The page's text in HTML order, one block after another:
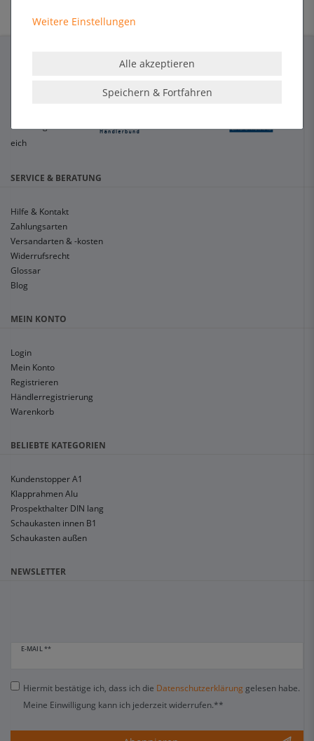
SERVICE & BERATUNG
Hilfe & Kontakt
Zahlungsarten
Versandarten & -kosten
Widerrufsrecht
Glossar
Blog
MEIN KONTO
Login
Mein Konto
Registrieren
Händlerregistrierung
Warenkorb
BELIEBTE KATEGORIEN
Kundenstopper A1
Klapprahmen Alu
Prospekthalter DIN lang
Schaukasten innen B1
Schaukasten außen
NEWSLETTER
E-MAIL **
Hiermit bestätige ich, dass ich die Daten­schutz­erklärung gelesen habe.
Meine Einwilligung kann ich jederzeit widerrufen.**
Weitere Einstellungen
Alle akzeptieren
Speichern & Fortfahren